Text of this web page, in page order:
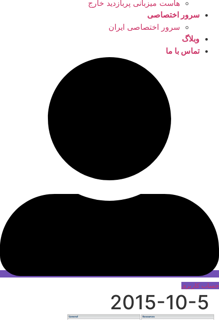
هاست میزبانی پربازدید خارج
سرور اختصاصی
سرور اختصاصی ایران
وبلاگ
تماس با ما
حساب کاربری
2015-10-5